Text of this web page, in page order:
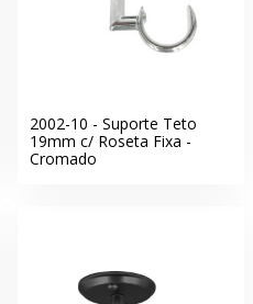
2002-10 - Suporte Teto
19mm c/ Roseta Fixa -
Cromado